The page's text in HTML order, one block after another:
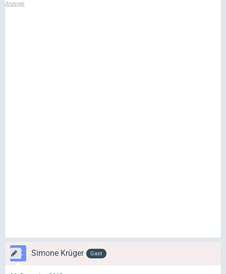
Simone Krüger Gast